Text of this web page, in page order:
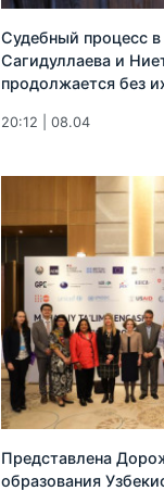
Судебный процесс
Сагидуллаева и
продолжается без
20:12 | 08.04
Представлена
образования